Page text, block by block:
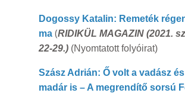
Dogossy Katalin: Remeték
ma (RIDIKÜL MAGAZIN (2021.
22-29.) (Nyomtatott folyóirat)
Szász Adrián: Ő volt a vadász
madár is – A megrendítő sorsú